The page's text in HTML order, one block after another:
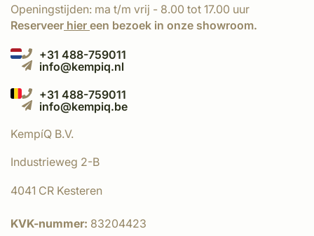
Openingstijden: ma t/m vrij - 8.00 tot 17.00 uur
Reserveer hier een bezoek in onze showroom.
+31 488-759011
info@kempiq.nl
+31 488-759011
info@kempiq.be
KempíQ B.V.
Industrieweg 2-B
4041 CR Kesteren
KVK-nummer: 83204423